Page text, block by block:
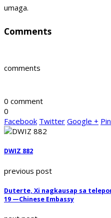
umaga.
Comments
comments
0 comment
0
Facebook Twitter Google +
DWIZ 882
previous post
Duterte, Xi nagkausap sa
19 —Chinese Embassy